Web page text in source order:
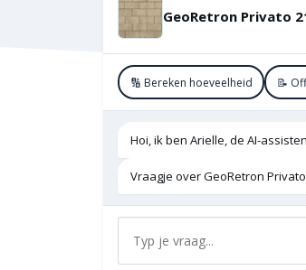
🔢 Bereken hoeveelheid 📝
Hoi, ik ben Arielle, de AI-
Vraagje over GeoRetron